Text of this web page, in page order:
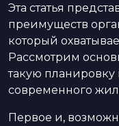
Эта статья
преимуществ
который
Рассмотрим
такую
современного
Первое и,